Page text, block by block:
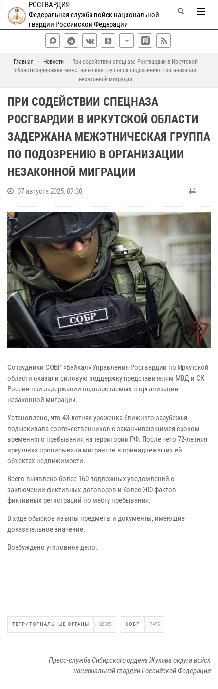
РОСГВАРДИЯ
Федеральная служба войск национальной
гвардии Российской Федерации
Главная Новости
При содействии спецназа Росгвардии в Иркутской
области задержана межэтническая группа по подозрению в организации
незаконной миграции
ПРИ СОДЕЙСТВИИ СПЕЦНАЗА
РОСГВАРДИИ В ИРКУТСКОЙ ОБЛАСТИ
ЗАДЕРЖАНА МЕЖЭТНИЧЕСКАЯ ГРУППА
ПО ПОДОЗРЕНИЮ В ОРГАНИЗАЦИИ
НЕЗАКОННОЙ МИГРАЦИИ
07 августа 2025, 07:30
Сотрудники СОБР «Байкал» Управления Росгвардии по Иркутской
области оказали силовую поддержку представителям МВД и СК
России при задержании подозреваемых в организации
незаконной миграции.
Установлено, что 43-летняя уроженка ближнего зарубежья
подыскивала соотечественников с заканчивающимся сроком
временного пребывания на территории РФ. После чего 72-летняя
иркутянка прописывала мигрантов в принадлежащих ей
объектах недвижимости.
Всего выявлено более 160 подложных уведомлений о
заключении фиктивных договоров и более 300 фактов
фиктивных регистраций по месту пребывания.
В ходе обысков изъяты предметы и документы, имеющие
доказательное значение.
Возбуждено уголовное дело.
ТЕРРИТОРИАЛЬНЫЕ ОРГАНЫ 28585 СОБР 7475
Пресс-служба Сибирского ордена Жукова округа войск
национальной гвардии Российской Федерации